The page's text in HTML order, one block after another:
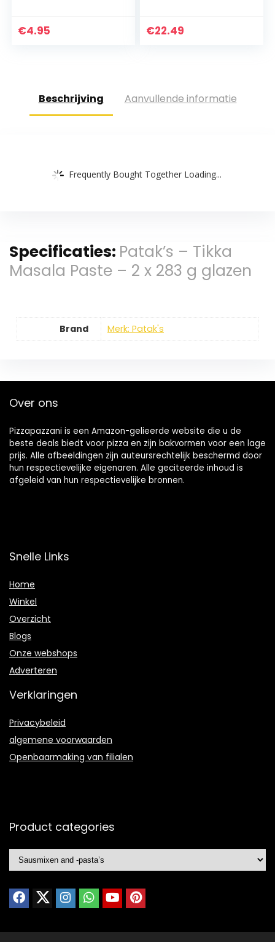
€4.95 €22.49
Beschrijving Aanvullende informatie
Frequently Bought Together Loading...
Specificaties: Patak’s – Tikka
Masala Paste – 2 x 283 g glazen
Brand Merk: Patak's
Over ons
Pizzapazzani is een Amazon-gelieerde website die u de
beste deals biedt voor pizza en zijn bakvormen voor een lage
prijs. Alle afbeeldingen zijn auteursrechtelijk beschermd door
hun respectievelijke eigenaren. Alle geciteerde inhoud is
afgeleid van hun respectievelijke bronnen.
Snelle Links
Home
Winkel
Overzicht
Blogs
Onze webshops
Adverteren
Verklaringen
Privacybeleid
algemene voorwaarden
Openbaarmaking van filialen
Product categories